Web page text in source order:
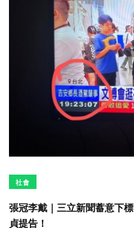
社會
張冠李戴｜三立新聞蓄意下
貞提告！